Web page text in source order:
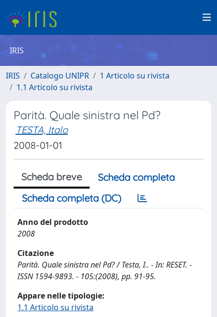
IRIS
IRIS Catalogo UNIPR
1 Articolo su rivista
1.1 Articolo su rivista
Parità. Quale sinistra nel Pd?
TESTA, Italo
2008-01-01
Scheda breve
Scheda completa
Scheda completa (DC)
Anno del prodotto
2008
Citazione
Parità. Quale sinistra nel Pd? / Testa, I.. - In: RESET. -
ISSN 1594-9893. - 105:(2008), pp. 91-95.
Appare nelle tipologie:
1.1 Articolo su rivista